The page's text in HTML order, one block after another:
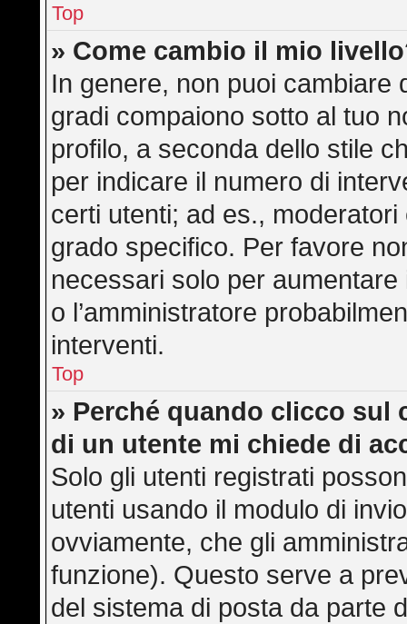
Top
» Come cambio il mio
In genere, non puoi cambiare
gradi compaiono sotto al tuo
profilo, a seconda dello stile
per indicare il numero di
certi utenti; ad es.,
grado specifico. Per favore
necessari solo per
o l’amministratore
interventi.
Top
» Perché quando clicco sul
di un utente mi chiede di
Solo gli utenti registrati
utenti usando il modulo di
ovviamente, che gli
funzione). Questo serve a
del sistema di posta da parte